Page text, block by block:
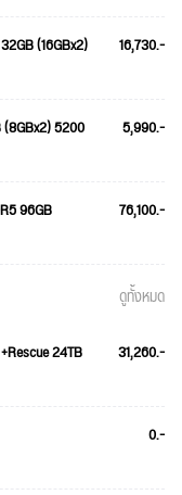
(16GBx2)
16,730.-
(8GBx2) 5200
5,990.-
96GB
76,100.-
ดูทั้งหมด
24TB 31,260.-
0.-